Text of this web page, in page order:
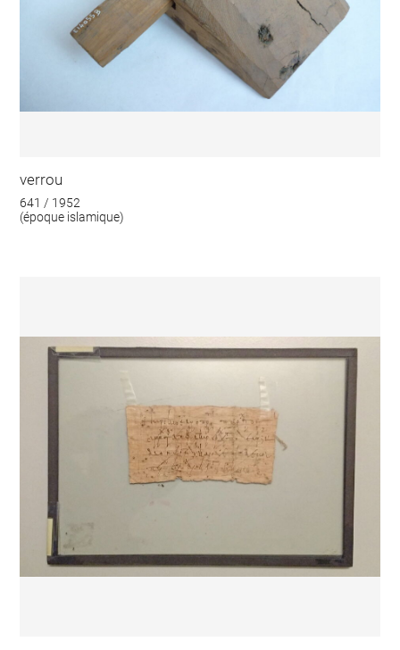
verrou
641 / 1952
(époque islamique)